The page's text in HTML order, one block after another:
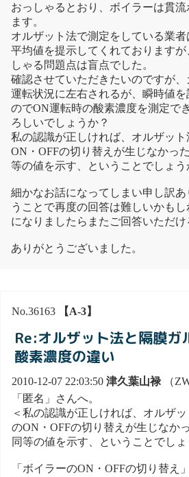
おっしゃるとおり、ボイラーは貫
ます。
オルザット法で測定をしている業
平均値を提示してくれております
しゃる問題点は盲点でした。
確認させていただきたいのですが
運転状況に左右されるが、瞬時値
のでON運転時の酸素濃度を測定で
ろしいでしょうか？
私の認識が正しければ、オルザッ
ON・OFFの切り替えが生じなかっ
等の値を示す、ということでしょう
細かなお話になってしまい申し訳
うことで再度の回答は難しいかも
になりましたらまたご回答いただけ
ありがとうございました。
No.36163 【A-3】
Re:オルザット法と隔膜ガ
酸素濃度の違い
2010-12-07 22:03:50 津久葉山禄（
「匿名」さんへ。
＜私の認識が正しければ、オルザ
のON・OFFの切り替えが生じなか
同等の値を示す、ということでしょ
「ボイラーのON・OFFの切り替え